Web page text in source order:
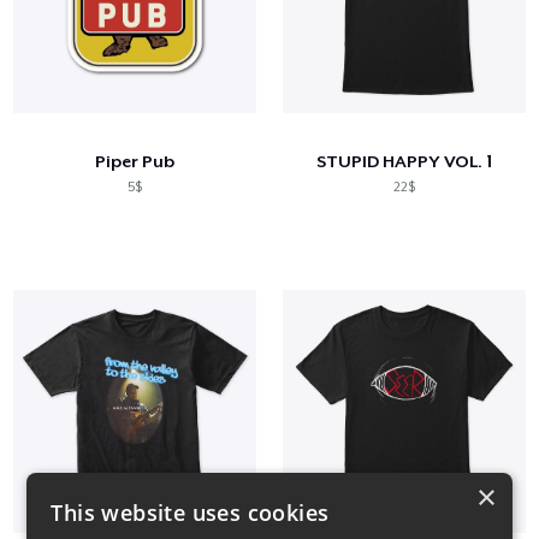
Piper Pub
5$
STUPID HAPPY VOL. 1
22$
×
This website uses cookies